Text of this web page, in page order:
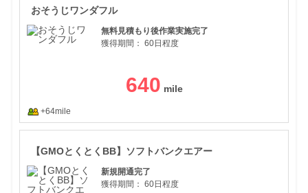
おそうじワンダフル
無料見積もり後作業実施完了
獲得期間： 60日程度
640
+64mile
【GMOとくとくBB】ソフトバンクエアー
新規開通完了
獲得期間： 60日程度